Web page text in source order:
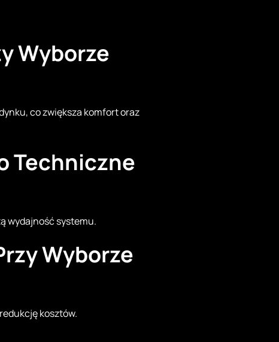
Wyborze
co zwiększa komfort oraz
Techniczne
wydajność systemu.
Wyborze
kosztów.